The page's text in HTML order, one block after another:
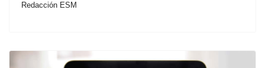
Redacción ESM